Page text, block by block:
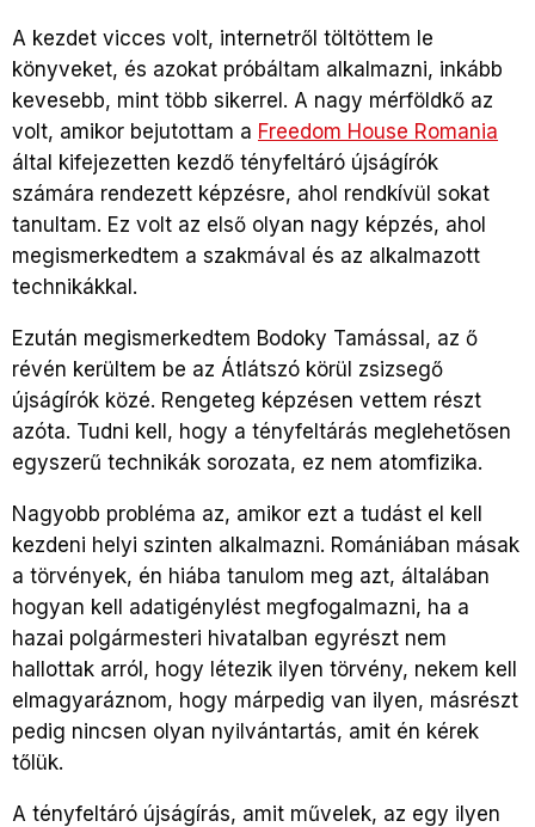
A kezdet vicces volt, internetről töltöttem le
könyveket, és azokat próbáltam alkalmazni, inkább
kevesebb, mint több sikerrel. A nagy mérföldkő az
volt, amikor bejutottam a Freedom House Romania
által kifejezetten kezdő tényfeltáró újságírók
számára rendezett képzésre, ahol rendkívül sokat
tanultam. Ez volt az első olyan nagy képzés, ahol
megismerkedtem a szakmával és az alkalmazott
technikákkal.
Ezután megismerkedtem Bodoky Tamással, az ő
révén kerültem be az Átlátszó körül zsizsegő
újságírók közé. Rengeteg képzésen vettem részt
azóta. Tudni kell, hogy a tényfeltárás meglehetősen
egyszerű technikák sorozata, ez nem atomfizika.
Nagyobb probléma az, amikor ezt a tudást el kell
kezdeni helyi szinten alkalmazni. Romániában másak
a törvények, én hiába tanulom meg azt, általában
hogyan kell adatigénylést megfogalmazni, ha a
hazai polgármesteri hivatalban egyrészt nem
hallottak arról, hogy létezik ilyen törvény, nekem kell
elmagyaráznom, hogy márpedig van ilyen, másrészt
pedig nincsen olyan nyilvántartás, amit én kérek
tőlük.
A tényfeltáró újságírás, amit művelek, az egy ilyen